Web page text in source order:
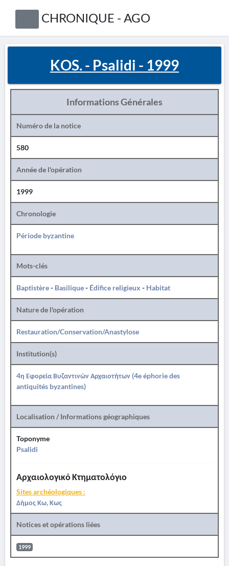
CHRONIQUE - AGO
KOS. - Psalidi - 1999
Informations Générales
Numéro de la notice
580
Année de l'opération
1999
Chronologie
Période byzantine
Mots-clés
Baptistère- Basilique- Édifice religieux - Habitat
Nature de l'opération
Restauration/Conservation/Anastylose
Institution(s)
4η Εφορεία Βυζαντινών Αρχαιοτήτων (4e éphorie des
antiquités byzantines)
Localisation / Informations géographiques
Toponyme
Psalidi
Αρχαιολογικό Κτηματολόγιο
Sites archéologiques :
Δήμος Κω, Κως
Notices et opérations liées
1999